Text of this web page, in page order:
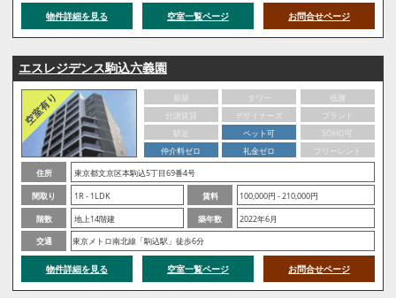
物件詳細を見る 空室一覧ページ お問合せページ
エスレジデンス駒込六義園
新築 タワー
低層
分譲賃貸
デザイナーズ
ブランド
駅近
ペット可
SOHO可
仲介料ゼロ
礼金ゼロ
フリーレント
住所
東京都文京区本駒込5丁目69番4号
間取り
1R - 1LDK 賃料
100,000円 - 210,000円
階数
地上14階建 築年数
2022年6月
交通
東京メトロ南北線「駒込駅」徒歩6分
物件詳細を見る 空室一覧ページ お問合せページ